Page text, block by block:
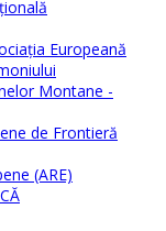
Europeană
Montane -
de Frontieră
(ARE)